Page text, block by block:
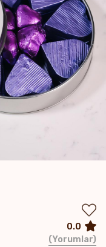
0.0
Yorumlar